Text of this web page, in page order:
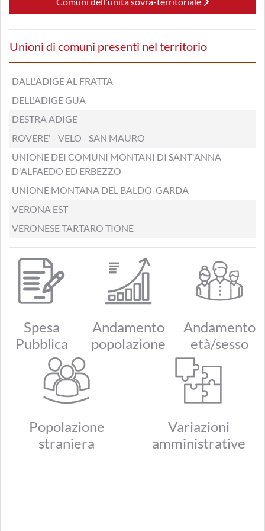
Unioni di comuni presenti nel territorio
DALL'ADIGE AL FRATTA
DELL'ADIGE GUA
DESTRA ADIGE
ROVERE' - VELO - SAN MAURO
UNIONE DEI COMUNI MONTANI DI SANT'ANNA
D'ALFAEDO ED ERBEZZO
UNIONE MONTANA DEL BALDO-GARDA
VERONA EST
VERONESE TARTARO TIONE
Spesa
Pubblica
Andamento
popolazione
Andamento
età/sesso
Popolazione
straniera
Variazioni
amministrative